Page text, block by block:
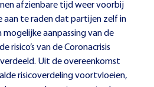
afzienbare tijd weer voorbij
aan te raden dat partijen zelf in
aanpassing van de
risico’s van de Coronacrisis
Uit de overeenkomst
risicoverdeling voortvloeien,